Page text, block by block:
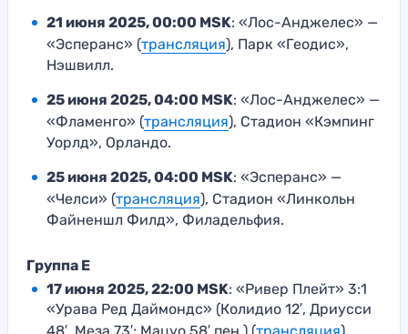
21 июня 2025, 00:00 MSK: «Лос-Анджелес» —
«Эсперанс» (трансляция), Парк «Геодис»,
Нэшвилл.
25 июня 2025, 04:00 MSK: «Лос-Анджелес» —
«Фламенго» (трансляция), Стадион «Кэмпинг
Уорлд», Орландо.
25 июня 2025, 04:00 MSK: «Эсперанс» —
«Челси» (трансляция), Стадион «Линкольн
Файненшл Филд», Филадельфия.
Группа E
17 июня 2025, 22:00 MSK: «Ривер Плейт» 3:1
«Урава Ред Даймондс» (Колидио 12′, Дриусси